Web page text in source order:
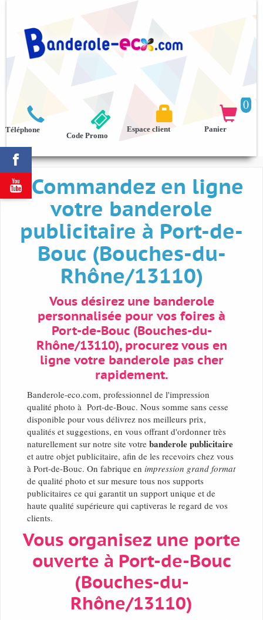



Téléphone
0

Panier

Espace client
Code Promo
Commandez en ligne
votre banderole
publicitaire à Port-de-
Bouc (Bouches-du-
Rhône/13110)
Vous désirez une banderole
personnalisée pour vos foires à
Port-de-Bouc (Bouches-du-
Rhône/13110), procurez vous en
ligne votre banderole pas cher
rapidement.
Banderole-eco.com, professionnel de l'impression
qualité photo à Port-de-Bouc. Nous somme sans cesse
disponible pour vous délivrez nos meilleurs prix,
qualités et suggestions, en vous offrant d'ordonner très
naturellement sur notre site votre banderole publicitaire
et autre objet publicitaire, afin de les recevoirs chez vous
à Port-de-Bouc. On fabrique en impression grand format
de qualité photo et sur mesure tous nos supports
publicitaires ce qui garantit un support unique et de
haute qualité supérieure qui captiveras le regard de vos
clients.
Vous organisez une porte
ouverte à Port-de-Bouc
(Bouches-du-
Rhône/13110)